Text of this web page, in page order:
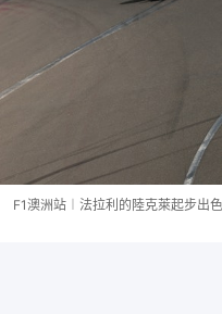
F1澳洲站︱法拉利的陸克萊起步出